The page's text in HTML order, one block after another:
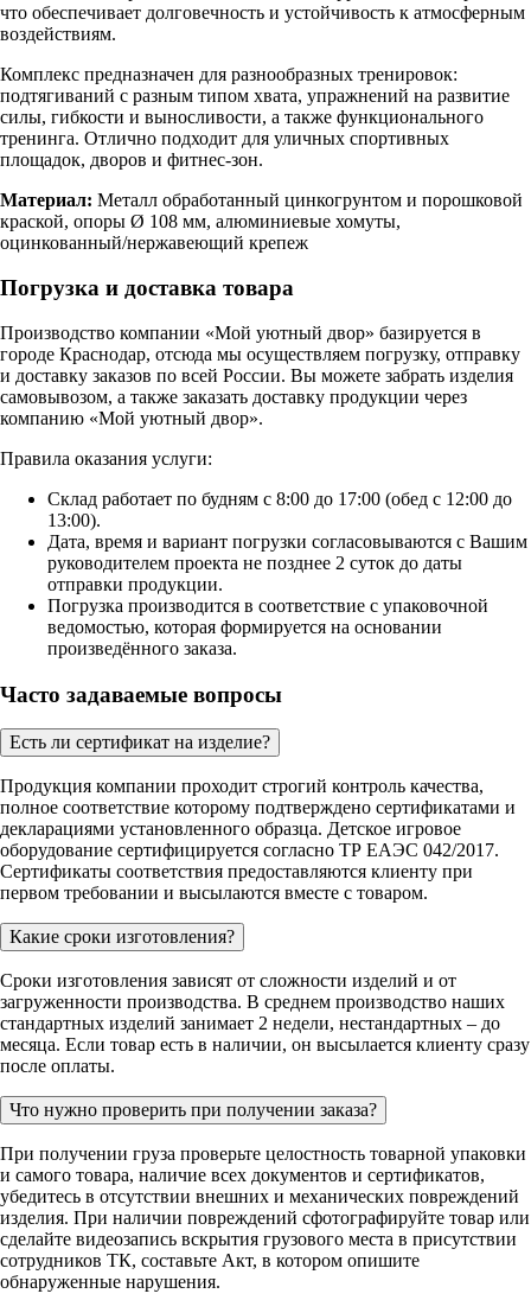
что обеспечивает долговечность и устойчивость к атмосферным
воздействиям.
Комплекс предназначен для разнообразных тренировок:
подтягиваний с разным типом хвата, упражнений на развитие
силы, гибкости и выносливости, а также функционального
тренинга. Отлично подходит для уличных спортивных
площадок, дворов и фитнес-зон.
Материал: Металл обработанный цинкогрунтом и порошковой
краской, опоры Ø 108 мм, алюминиевые хомуты,
оцинкованный/нержавеющий крепеж
Погрузка и доставка товара
Производство компании «Мой уютный двор» базируется в
городе Краснодар, отсюда мы осуществляем погрузку, отправку
и доставку заказов по всей России. Вы можете забрать изделия
самовывозом, а также заказать доставку продукции через
компанию «Мой уютный двор».
Правила оказания услуги:
Склад работает по будням с 8:00 до 17:00 (обед с 12:00 до
13:00).
Дата, время и вариант погрузки согласовываются с Вашим
руководителем проекта не позднее 2 суток до даты
отправки продукции.
Погрузка производится в соответствие с упаковочной
ведомостью, которая формируется на основании
произведённого заказа.
Часто задаваемые вопросы
Есть ли сертификат на изделие?
Продукция компании проходит строгий контроль качества,
полное соответствие которому подтверждено сертификатами и
декларациями установленного образца. Детское игровое
оборудование сертифицируется согласно ТР ЕАЭС 042/2017.
Сертификаты соответствия предоставляются клиенту при
первом требовании и высылаются вместе с товаром.
Какие сроки изготовления?
Сроки изготовления зависят от сложности изделий и от
загруженности производства. В среднем производство наших
стандартных изделий занимает 2 недели, нестандартных – до
месяца. Если товар есть в наличии, он высылается клиенту сразу
после оплаты.
Что нужно проверить при получении заказа?
При получении груза проверьте целостность товарной упаковки
и самого товара, наличие всех документов и сертификатов,
убедитесь в отсутствии внешних и механических повреждений
изделия. При наличии повреждений сфотографируйте товар или
сделайте видеозапись вскрытия грузового места в присутствии
сотрудников ТК, составьте Акт, в котором опишите
обнаруженные нарушения.